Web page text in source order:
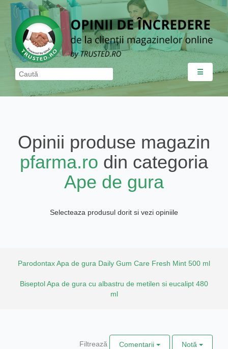
☰
Opinii produse magazin
pfarma.ro din categoria
Ape de gura
Selecteaza produsul dorit si vezi opiniile
Parodontax Apa de gura Daily Gum Care Fresh Mint 500 ml
Biseptol Apa de gura cu albastru de metilen si eucalipt 480
ml
Filtrează Comentarii Notă